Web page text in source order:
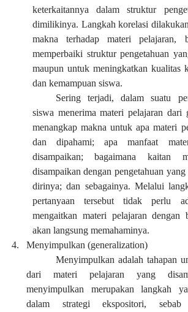
keterkaitannya dalam struktur
dimilikinya. Langkah korelasi
makna terhadap materi pelajaran,
memperbaiki struktur pengetahuan
maupun untuk meningkatkan kualitas
dan kemampuan siswa.
Sering terjadi, dalam suatu
siswa menerima materi pelajaran
menangkap makna untuk apa materi
dan dipahami; apa manfaat
disampaikan; bagaimana kaitan
disampaikan dengan pengetahuan
dirinya; dan sebagainya. Melalui
pertanyaan tersebut tidak perlu
mengaitkan materi pelajaran dengan
akan langsung memahaminya.
4.
Menyimpulkan (generalization)
Menyimpulkan adalah tahapan
dari materi pelajaran yang
menyimpulkan merupakan langkah
dalam strategi ekspositori,